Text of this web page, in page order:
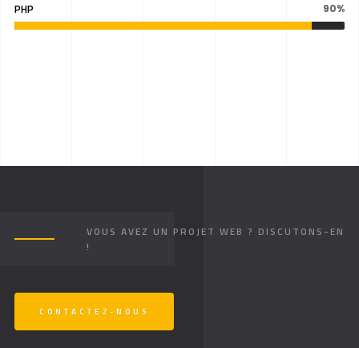
PHP 90%
VOUS AVEZ UN PROJET WEB ? DISCUTONS-EN
!
CONTACTEZ-NOUS